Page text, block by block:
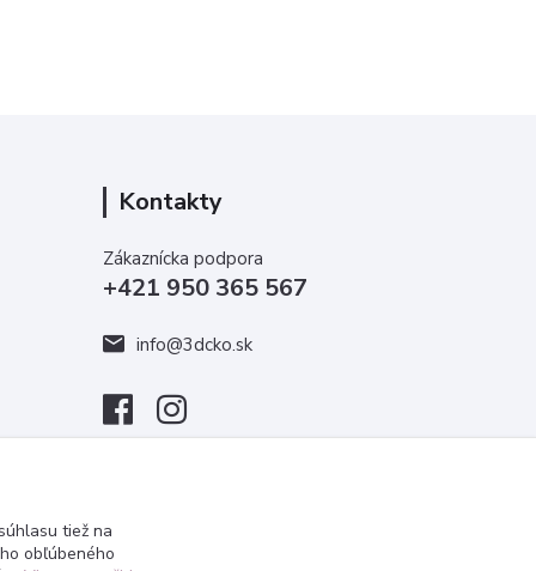
Kontakty
Zákaznícka podpora
+421 950 365 567
info@3dcko.sk
tiež na
obľúbeného